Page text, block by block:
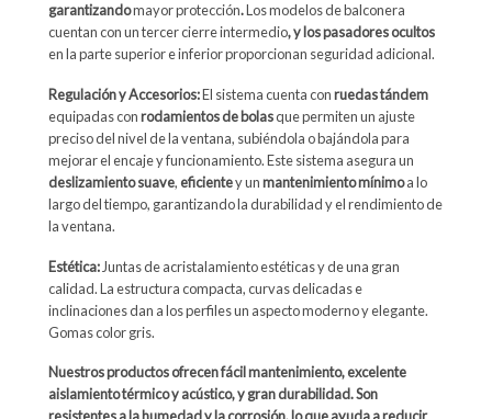
garantizandomayor protección.Los modelos de balconera
cuentan con un tercer cierre intermedio, y los pasadores ocultos
en la parte superior e inferior proporcionan seguridad adicional.
Regulación y Accesorios:El sistema cuenta conruedas tándem
equipadas conrodamientos de bolasque permiten un ajuste
preciso del nivel de la ventana, subiéndola o bajándola para
mejorar el encaje y funcionamiento. Este sistema asegura un
deslizamiento suave, eficientey unmantenimiento mínimoa lo
largo del tiempo, garantizando la durabilidad y el rendimiento de
la ventana.
Estética: Juntas de acristalamiento estéticas y de una gran
calidad. La estructura compacta, curvas delicadas e
inclinaciones dan a los perfiles un aspecto moderno y elegante.
Gomas color gris.
Nuestros productos ofrecen fácil mantenimiento, excelente
aislamiento térmico y acústico, y gran durabilidad. Son